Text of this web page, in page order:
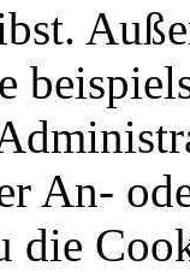
An-
die